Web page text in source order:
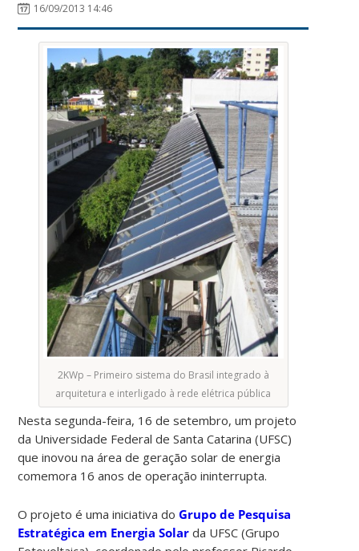
16/09/2013 14:46
2KWp – Primeiro sistema do Brasil integrado à
arquitetura e interligado à rede elétrica pública
Nesta segunda-feira, 16 de setembro, um projeto
da Universidade Federal de Santa Catarina (UFSC)
que inovou na área de geração solar de energia
comemora 16 anos de operação ininterrupta.
O projeto é uma iniciativa doGrupo de Pesquisa
Estratégica em Energia Solar da UFSC (Grupo